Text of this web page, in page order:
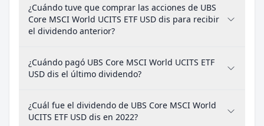
¿Cuándo tuve que comprar las acciones de UBS
Core MSCI World UCITS ETF USD dis para recibir
el dividendo anterior?
¿Cuándo pagó UBS Core MSCI World UCITS ETF
USD dis el último dividendo?
¿Cuál fue el dividendo de UBS Core MSCI World
UCITS ETF USD dis en 2022?